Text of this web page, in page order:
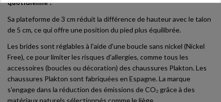
quotidienne ?
Sa plateforme de 3 cm réduit la différence de hauteur avec le talon
de 5 cm, ce qui offre une position du pied plus équilibrée.
Les brides sont réglables à l'aide d'une boucle sans nickel (Nickel
Free), ce pour limiter les risques d'allergies, comme tous les
accessoires (boucles ou décoration) des chaussures Plakton. Les
chaussures Plakton sont fabriquées en Espagne. La marque
s'engage dans la réduction des émissions de CO₂ grâce à des
matériaux naturels sélectionnés comme le liège.